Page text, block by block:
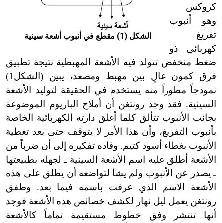
الشكل (1) مقطع في أنبوب أشعة سينية
كروكس
وهو أنبوب
تفريغ
كهربائي ذو
ضغط منخفض تتولد فيه الأشعة المهبطية نتيجة تطبيق
فرق كمون عالٍ بين مهبط ومصعد، يبين (الشكل1)
نموذجاً مطوراً منه يستخدم في الحقيقة لتوليد الأشعة
السينية. فقد وجد رونتغن أن أملاح الباريوم الموضوعة
بجانب الأنبوب تتألق كلما أغلق دارته الكهربائية الخاصة
بأنبوب التفريغ، وأن هذا الأمر لا يتوقف حتى بعد تغطية
الأنبوب بغطاء أسود كتيم. وقاده تفكيره إلى أن ضرباً من
الأشعة أطلق عليه اسم الأشعة السينية ـ لجهله بطبيعتها
ـ يصدر عن الأنبوب ولم يشأ لتواضعه أن يطلق على هذه
الأشعة الاسم الذي عرفت باسمه فيما بعد. وطفق
رونتغن يعمل ليل نهار لكشف خصائص هذه الأشعة فوجد
أنها تنتشر وفق خطوط مستقيمة تماماً كالأشعة